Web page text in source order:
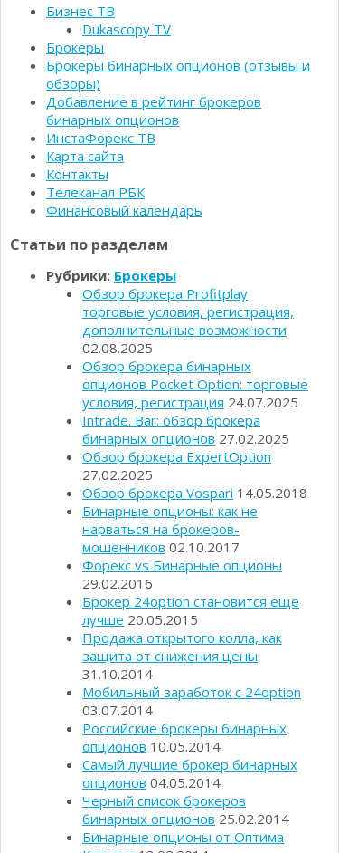
Определения
Опционы для начинающих
Стратегии
Торговля Kриптовалютой
Психологии трейдинга
Отзывы о бинарных опционах
Стратегии бинарных опционов
Добавить брокера в рейтинг
Бизнес ТВ
Dukascopy TV
Брокеры
Брокеры бинарных опционов (отзывы и
обзоры)
Добавление в рейтинг брокеров
бинарных опционов
ИнстаФорекс ТВ
Карта сайта
Контакты
Телеканал РБК
Финансовый календарь
Статьи по разделам
Рубрики: Брокеры
Обзор брокера Profitplay
торговые условия, регистрация,
дополнительные возможности
02.08.2025
Обзор брокера бинарных
опционов Pocket Option: торговые
условия, регистрация 24.07.2025
Intrade. Bar: обзор брокера
бинарных опционов 27.02.2025
Обзор брокера ExpertOption
27.02.2025
Обзор брокера Vospari 14.05.2018
Бинарные опционы: как не
нарваться на брокеров-
мошенников 02.10.2017
Форекс vs Бинарные опционы
29.02.2016
Брокер 24option становится еще
лучше 20.05.2015
Продажа открытого колла, как
защита от снижения цены
31.10.2014
Мобильный заработок с 24option
03.07.2014
Российские брокеры бинарных
опционов 10.05.2014
Самый лучшие брокер бинарных
опционов 04.05.2014
Черный список брокеров
бинарных опционов 25.02.2014
Бинарные опционы от Оптима